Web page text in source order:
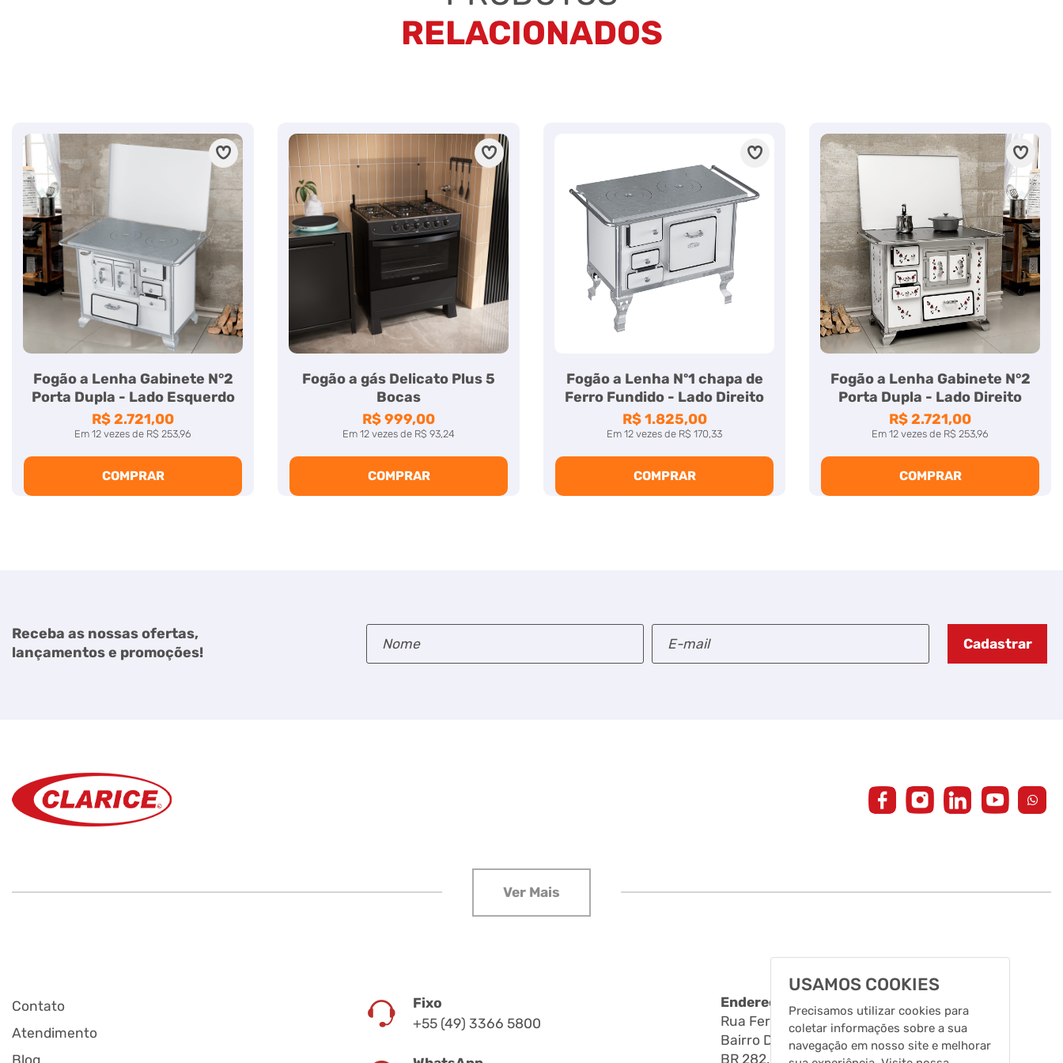
USAMOS COOKIES
Precisamos utilizar cookies para
coletar informações sobre a sua
navegação em nosso site e melhorar
RELACIONADOS
Fogão a Lenha Gabinete N°2
Porta Dupla - Lado Esquerdo
R$ 2.721,00
Em 12 vezes de R$ 253,96
COMPRAR
Fogão a gás Delicato Plus 5
Bocas
R$ 999,00
Em 12 vezes de R$ 93,24
COMPRAR
Fogão a Lenha Nº1 chapa de
Ferro Fundido - Lado Direito
R$ 1.825,00
Em 12 vezes de R$ 170,33
COMPRAR
Fogão a Lenha Gabinete N°2
Porta Dupla - Lado Direito
R$ 2.721,00
Em 12 vezes de R$ 253,96
COMPRAR
Receba as nossas ofertas,
lançamentos e promoções!
Cadastrar
Contato
Atendimento
Blog
Fixo
+55 (49) 3366 5800
Endereço
Rua Fernando de Noronha, 11808
Bairro Distrito Industrial Leste
BR 282, KM 575